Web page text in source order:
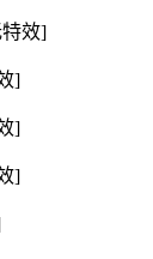
效]
]
]
]